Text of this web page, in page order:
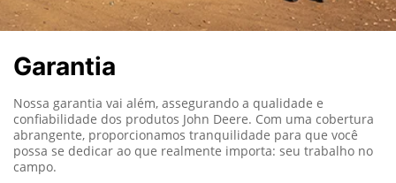
Garantia
Nossa garantia vai além, assegurando a qualidade e
confiabilidade dos produtos John Deere. Com uma cobertura
abrangente, proporcionamos tranquilidade para que você
possa se dedicar ao que realmente importa: seu trabalho no
campo.